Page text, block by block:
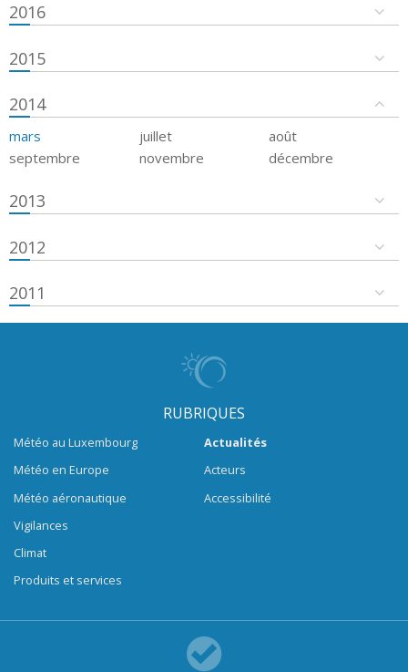
2016
2015
2014
mars juillet
août
septembre
novembre décembre
2013
2012
2011
RUBRIQUES
Météo au Luxembourg
Météo en Europe
Météo aéronautique
Vigilances
Climat
Produits et services
Actualités
Acteurs
Accessibilité